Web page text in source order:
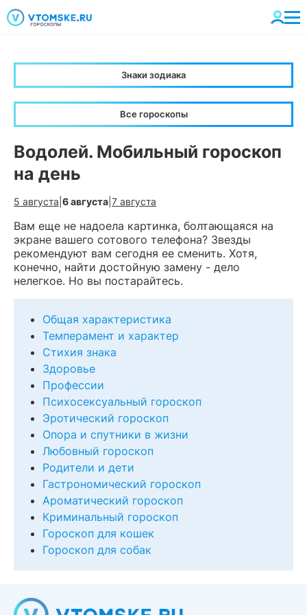
Знаки зодиака
Водолей. Мобильный гороскоп
на день
5 августа 6 августа 7 августа
Вам еще не надоела картинка, болтающаяся на
экране вашего сотового телефона? Звезды
рекомендуют вам сегодня ее сменить. Хотя,
конечно, найти достойную замену - дело
нелегкое. Но вы постарайтесь.
Общая характеристика
Темперамент и характер
Стихия знака
Здоровье
Профессии
Психосексуальный гороскоп
Эротический гороскоп
Опора и спутники в жизни
Любовный гороскоп
Родители и дети
Гастрономический гороскоп
Ароматический гороскоп
Криминальный гороскоп
Гороскоп для кошек
Гороскоп для собак
Все гороскопы